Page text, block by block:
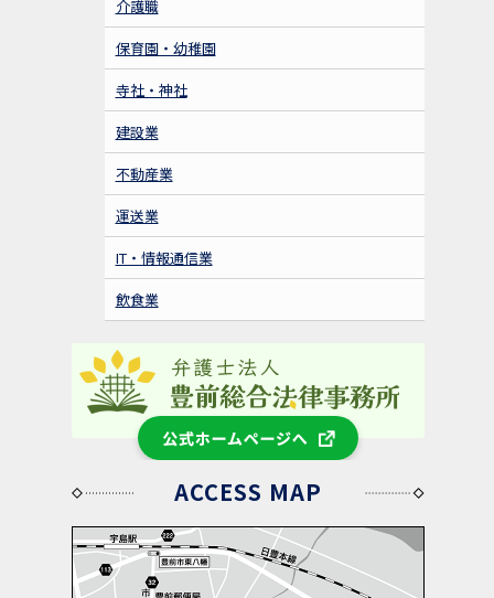
お知らせ 小規模介護事業所の経営者向けに「
種ハラスメントの対応について@花岡内科循環器
」が開催されました！ １０名前後の経営者
が集合し、熱心にお話を聞いていただけました。
介護職
保育園・幼稚園
寺社・神社
建設業
不動産業
運送業
IT・情報通信業
飲食業
公式ホームページへ
ACCESS MAP